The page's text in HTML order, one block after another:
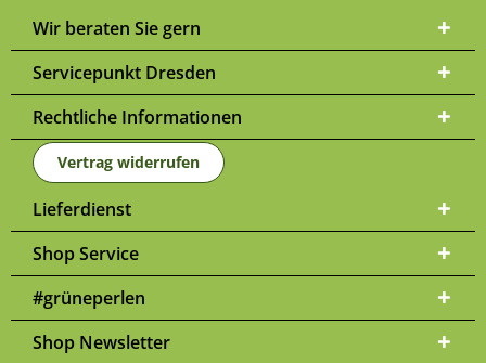
Wir beraten Sie gern
Servicepunkt Dresden
Rechtliche Informationen
Vertrag widerrufen
Lieferdienst
Shop Service
#grüneperlen
Shop Newsletter